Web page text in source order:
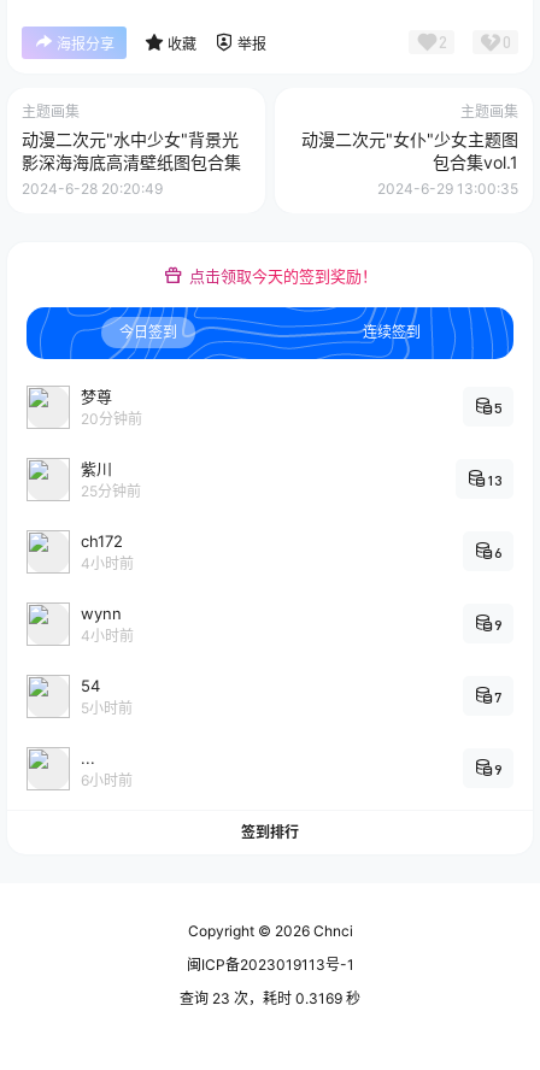
海报分享 收藏 举报 2 0
主题画集
动漫二次元"水中少女"背景光
影深海海底高清壁纸图包合集
2024-6-28 20:20:49
主题画集
动漫二次元"女仆"少女主题图
包合集vol.1
2024-6-29 13:00:35
点击领取今天的签到奖励！
今日签到 连续签到
梦尊
20分钟前
5
紫川
25分钟前
13
ch172
4小时前
6
wynn
4小时前
9
54
5小时前
7
...
6小时前
9
签到排行
Copyright © 2026Chnci
闽ICP备2023019113号-1
查询 23 次，耗时 0.3169 秒